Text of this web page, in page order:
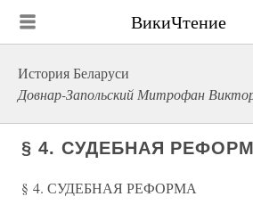
ВикиЧтение
История Беларуси
Довнар-Запольский Митрофан
§ 4. СУДЕБНАЯ
§ 4. СУДЕБНАЯ РЕФОРМА